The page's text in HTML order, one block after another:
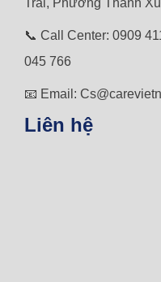
Trãi, Phường Thanh
📞 Call Center: 0909
045 766
📧 Email:
Liên hệ